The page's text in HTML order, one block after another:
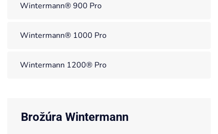
Wintermann® 900 Pro
Wintermann® 1000 Pro
Wintermann 1200® Pro
Brožúra Wintermann